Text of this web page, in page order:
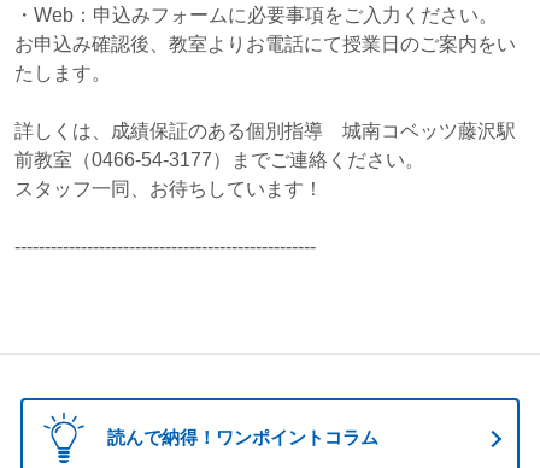
・Web：申込みフォームに必要事項をご入力ください。
お申込み確認後、教室よりお電話にて授業日のご案内をい
たします。
詳しくは、成績保証のある個別指導 城南コベッツ藤沢駅
前教室（0466-54-3177）までご連絡ください。
スタッフ一同、お待ちしています！
--------------------------------------------------
読んで納得！ワンポイントコラム